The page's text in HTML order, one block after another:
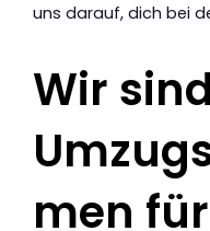
uns darauf, dich bei
Wir
men